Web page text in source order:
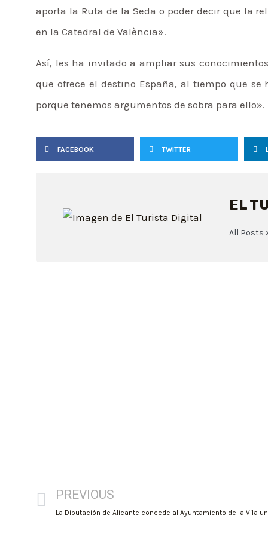
aporta la Ruta de la Seda o poder decir que la
en la Catedral de València».
Así, les ha invitado a ampliar sus
que ofrece el destino España, al tiempo que
porque tenemos argumentos de sobra para ello».
FACEBOOK TWITTER
EL
All Posts
PREVIOUS